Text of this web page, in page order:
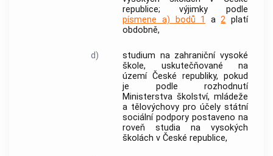
republice; výjimky podle
písmene a) bodů 1
a2 platí
obdobně,
d)
studium na zahraniční vysoké
škole, uskutečňované na
území České republiky, pokud
je podle rozhodnutí
Ministerstva školství, mládeže
a tělovýchovy pro účely státní
sociální podpory postaveno na
roveň studia na vysokých
školách v České republice,